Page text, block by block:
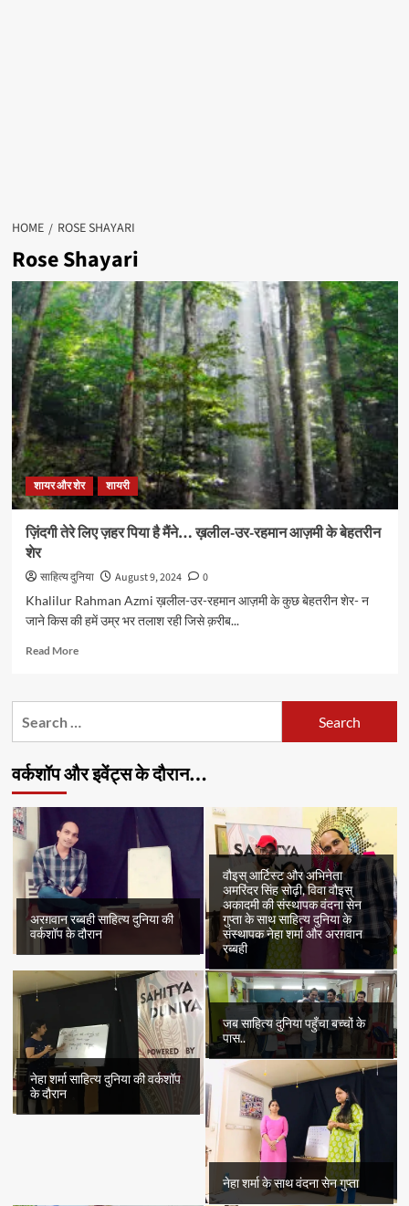
HOME ROSE SHAYARI
Rose Shayari
शायर और शेर शायरी
ज़िंदगी तेरे लिए ज़हर पिया है मैंने… ख़लील-उर-रहमान आज़मी के बेहतरीन
शेर
साहित्य दुनिया August 9, 2024
0
Khalilur Rahman Azmi ख़लील-उर-रहमान आज़मी के कुछ बेहतरीन शेर- न
जाने किस की हमें उम्र भर तलाश रही जिसे क़रीब...
Read MoreRead
ज़िंदगी
पिया
मैंने…
उर-
रहमान
आज़मी
के
बेहतरीन
शेर
वर्कशॉप और इवेंट्स के दौरान…
अरग़वान रब्बही साहित्य दुनिया की
वर्कशॉप के दौरान
वौइस् आर्टिस्ट और अभिनेता
अमरिंदर सिंह सोढ़ी, विवा वौइस्
अकादमी की संस्थापक वंदना सेन
गुप्ता के साथ साहित्य दुनिया के
संस्थापक नेहा शर्मा और अरग़वान
रब्बही
नेहा शर्मा साहित्य दुनिया की वर्कशॉप
के दौरान
जब साहित्य दुनिया पहुँचा बच्चों के
पास..
नेहा शर्मा के साथ वंदना सेन गुप्ता